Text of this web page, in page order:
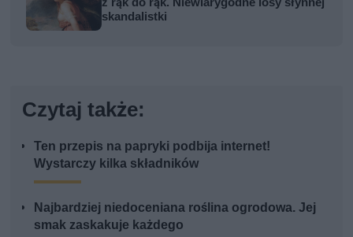
skandalistki
Czytaj także:
Ten przepis na papryki podbija internet!
Wystarczy kilka składników
Najbardziej niedoceniana roślina ogrodowa. Jej
smak zaskakuje każdego